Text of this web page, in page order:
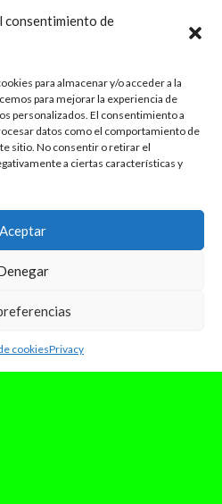
consentimiento de
para almacenar y/o acceder a la
para mejorar la experiencia de
personalizados. El consentimiento a
datos como el comportamiento de
sitio. No consentir o retirar el
a ciertas características y
Aceptar
cookiesPrivacy